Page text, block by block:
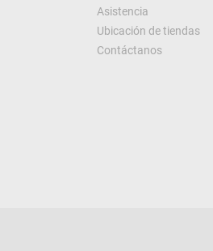
Asistencia
Ubicación de tiendas
Contáctanos